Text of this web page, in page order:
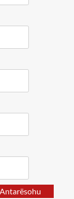
Antarësohu